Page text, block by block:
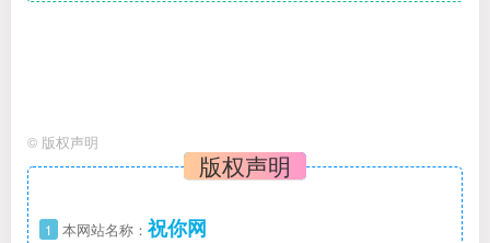
© 版权声明
版权声明
1 本网站名称： 祝你网